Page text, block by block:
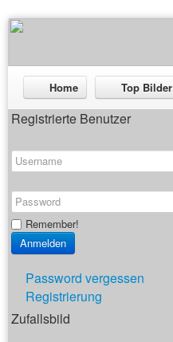
Home Top Bilder
Registrierte Benutzer
Remember!
Password vergessen
Registrierung
Zufallsbild